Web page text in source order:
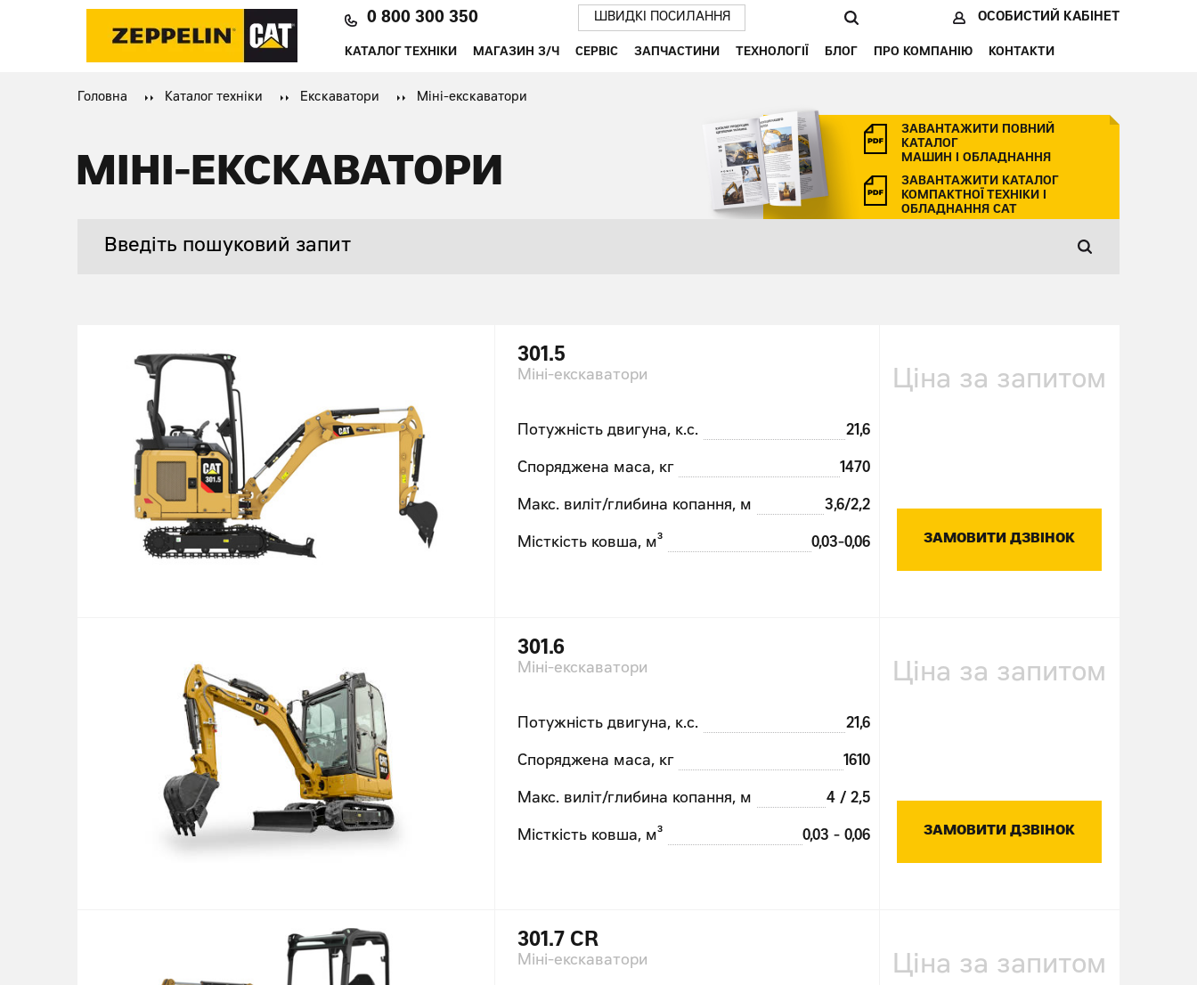
0 800 300 350
КАТАЛОГ ТЕХНІКИ МАГАЗИН З/Ч СЕРВІС ЗАПЧАСТИНИ ТЕХНОЛОГІЇ БЛОГ ПРО КОМПАНІЮ КОНТАКТИ
ШВИДКІ ПОСИЛАННЯ ОСОБИСТИЙ КАБІНЕТ
Головна Каталог техніки Екскаватори Міні-екскаватори
ЗАВАНТАЖИТИ ПОВНИЙ
КАТАЛОГ
МАШИН І ОБЛАДНАННЯ
ЗАВАНТАЖИТИ КАТАЛОГ
КОМПАКТНОЇ ТЕХНІКИ І
ОБЛАДНАННЯ CAT
МІНІ-ЕКСКАВАТОРИ
301.5
Міні-екскаватори
Потужність двигуна, к.с. 21,6
Споряджена маса, кг 1470
Макс. виліт/глибина копання, м 3,6/2,2
Місткість ковша, м³ 0,03-0,06
Ціна за запитом
ЗАМОВИТИ ДЗВІНОК
301.6
Міні-екскаватори
Потужність двигуна, к.с. 21,6
Споряджена маса, кг 1610
Макс. виліт/глибина копання, м 4 / 2,5
Місткість ковша, м³ 0,03 - 0,06
Ціна за запитом
ЗАМОВИТИ ДЗВІНОК
301.7 CR
Міні-екскаватори Ціна за запитом